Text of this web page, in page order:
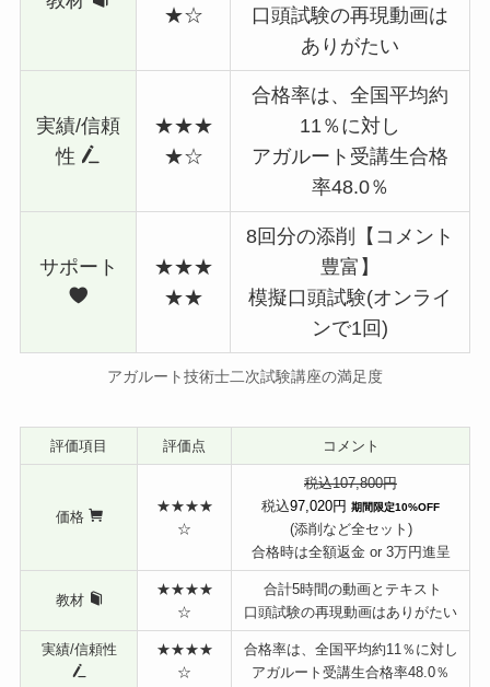
★☆
口頭試験の再現動画は
ありがたい
実績/信頼
性
★★★
★☆
合格率は、全国平均約
11％に対し
アガルート受講生合格
率48.0％
サポート
★★★
★★
8回分の添削【コメント
豊富】
模擬口頭試験(オンライ
ンで1回)
アガルート技術士二次試験講座の満足度
評価項目 評価点 コメント
価格
★★★★
☆
税込107,800円
税込97,020円 期間限定10%OFF
(添削など全セット)
合格時は全額返金 or 3万円進呈
教材
★★★★
☆
合計5時間の動画とテキスト
口頭試験の再現動画はありがたい
実績/信頼性
★★★★
☆
合格率は、全国平均約11％に対し
アガルート受講生合格率48.0％